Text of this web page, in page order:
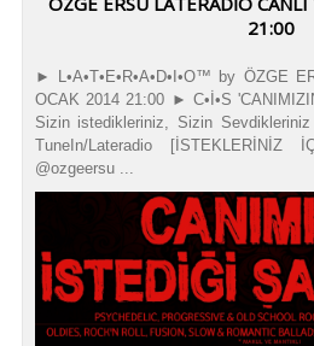
21:00
► L•A•T•E•R•A•D•I•O™ by ÖZGE
OCAK 2014 21:00 ► C•İ•S
Sizin istedikleriniz, Sizin
TuneIn/Lateradio
@ozgeersu ...